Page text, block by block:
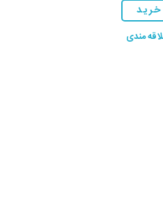
مندی